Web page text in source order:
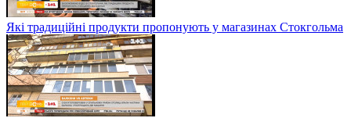
Які традиційні продукти пропонують у магазинах Стокгольма